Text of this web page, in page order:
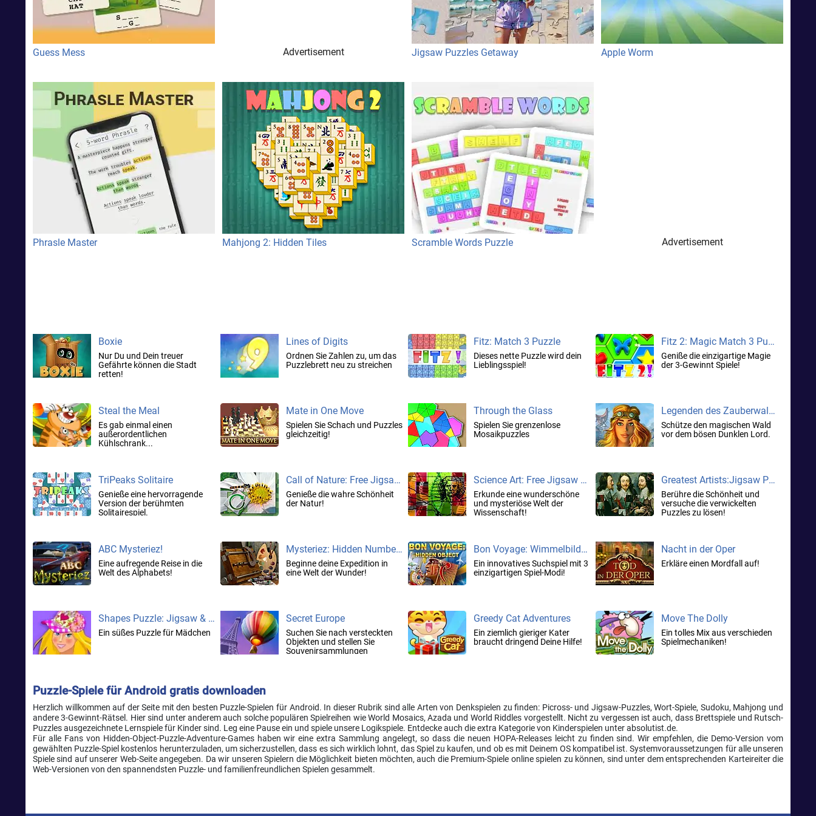
Guess Mess Advertisement Jigsaw Puzzles Getaway Apple Worm
Phrasle Master Mahjong 2: Hidden Tiles Scramble Words Puzzle Advertisement
Boxie
Nur Du und Dein treuer
Gefährte können die Stadt
retten!
Lines of Digits
Ordnen Sie Zahlen zu, um das
Puzzlebrett neu zu streichen
Fitz: Match 3 Puzzle
Dieses nette Puzzle wird dein
Lieblingsspiel!
Fitz 2: Magic Match 3 Puzzle
Geniße die einzigartige Magie
der 3-Gewinnt Spiele!
Steal the Meal
Es gab einmal einen
außerordentlichen
Kühlschrank...
Mate in One Move
Spielen Sie Schach und Puzzles
gleichzeitig!
Through the Glass
Spielen Sie grenzenlose
Mosaikpuzzles
Legenden des Zauberwaldes
Schütze den magischen Wald
vor dem bösen Dunklen Lord.
TriPeaks Solitaire
Genieße eine hervorragende
Version der berühmten
Solitairespiel.
Call of Nature: Free Jigsaw Puzzle
Genieße die wahre Schönheit
der Natur!
Science Art: Free Jigsaw Puzzle HD
Erkunde eine wunderschöne
und mysteriöse Welt der
Wissenschaft!
Greatest Artists:Jigsaw Puzzle
Berühre die Schönheit und
versuche die verwickelten
Puzzles zu lösen!
ABC Mysteriez!
Eine aufregende Reise in die
Welt des Alphabets!
Mysteriez: Hidden Numbers
Beginne deine Expedition in
eine Welt der Wunder!
Bon Voyage: Wimmelbildspiel
Ein innovatives Suchspiel mit 3
einzigartigen Spiel-Modi!
Nacht in der Oper
Erkläre einen Mordfall auf!
Shapes Puzzle: Jigsaw & Mosaic
Ein süßes Puzzle für Mädchen
Secret Europe
Suchen Sie nach versteckten
Objekten und stellen Sie
Souvenirsammlungen
Greedy Cat Adventures
Ein ziemlich gieriger Kater
braucht dringend Deine Hilfe!
Move The Dolly
Ein tolles Mix aus verschieden
Spielmechaniken!
Puzzle-Spiele für Android gratis downloaden
Herzlich willkommen auf der Seite mit den besten Puzzle-Spielen für Android. In dieser Rubrik sind alle Arten von Denkspielen zu finden: Picross- und Jigsaw-Puzzles, Wort-Spiele, Sudoku, Mahjong und
andere 3-Gewinnt-Rätsel. Hier sind unter anderem auch solche populären Spielreihen wie World Mosaics, Azada und World Riddles vorgestellt. Nicht zu vergessen ist auch, dass Brettspiele und Rutsch-
Puzzles ausgezeichnete Lernspiele für Kinder sind. Leg eine Pause ein und spiele unsere Logikspiele. Entdecke auch die extra Kategorie von Kinderspielen unter absolutist.de.
Für alle Fans von Hidden-Object-Puzzle-Adventure-Games haben wir eine extra Sammlung angelegt, so dass die neuen HOPA-Releases leicht zu finden sind. Wir empfehlen, die Demo-Version vom
gewählten Puzzle-Spiel kostenlos herunterzuladen, um sicherzustellen, dass es sich wirklich lohnt, das Spiel zu kaufen, und ob es mit Deinem OS kompatibel ist. Systemvoraussetzungen für alle unseren
Spiele sind auf unserer Web-Seite angegeben. Da wir unseren Spielern die Möglichkeit bieten möchten, auch die Premium-Spiele online spielen zu können, sind unter dem entsprechenden Karteireiter die
Web-Versionen von den spannendsten Puzzle- und familienfreundlichen Spielen gesammelt.